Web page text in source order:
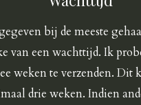
bij de meeste
van een wachttijd. Ik
weken te verzenden. Dit
drie weken. Indien